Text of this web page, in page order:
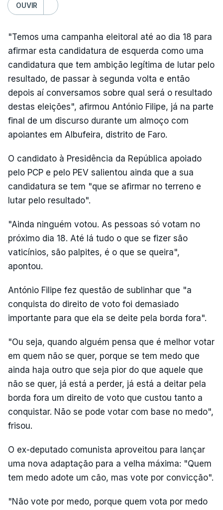
OUVIR
"Temos uma campanha eleitoral até ao dia 18 para
afirmar esta candidatura de esquerda como uma
candidatura que tem ambição legítima de lutar pelo
resultado, de passar à segunda volta e então
depois aí conversamos sobre qual será o resultado
destas eleições", afirmou António Filipe, já na parte
final de um discurso durante um almoço com
apoiantes em Albufeira, distrito de Faro.
O candidato à Presidência da República apoiado
pelo PCP e pelo PEV salientou ainda que a sua
candidatura se tem "que se afirmar no terreno e
lutar pelo resultado".
"Ainda ninguém votou. As pessoas só votam no
próximo dia 18. Até lá tudo o que se fizer são
vaticínios, são palpites, é o que se queira",
apontou.
António Filipe fez questão de sublinhar que "a
conquista do direito de voto foi demasiado
importante para que ela se deite pela borda fora".
"Ou seja, quando alguém pensa que é melhor votar
em quem não se quer, porque se tem medo que
ainda haja outro que seja pior do que aquele que
não se quer, já está a perder, já está a deitar pela
borda fora um direito de voto que custou tanto a
conquistar. Não se pode votar com base no medo",
frisou.
O ex-deputado comunista aproveitou para lançar
uma nova adaptação para a velha máxima: "Quem
tem medo adote um cão, mas vote por convicção".
"Não vote por medo, porque quem vota por medo